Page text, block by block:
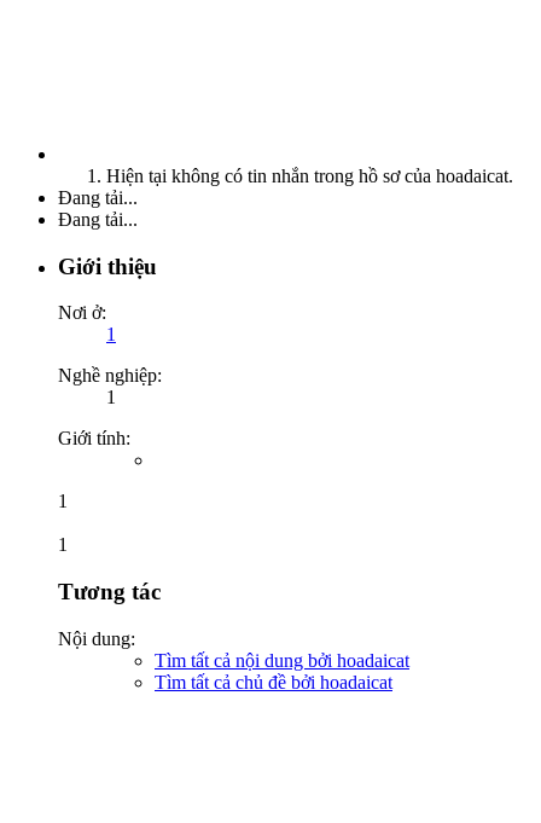
Hiện tại không có tin nhắn trong hồ sơ của hoadaicat.
Đang tải...
Đang tải...
Giới thiệu
Nơi ở:
1
Nghề nghiệp:
1
Giới tính:
1
1
Tương tác
Nội dung:
Tìm tất cả nội dung bởi hoadaicat
Tìm tất cả chủ đề bởi hoadaicat